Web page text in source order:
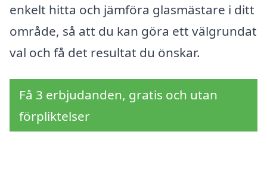
enkelt hitta och jämföra glasmästare i ditt
område, så att du kan göra ett välgrundat
val och få det resultat du önskar.
Få 3 erbjudanden, gratis och utan
förpliktelser